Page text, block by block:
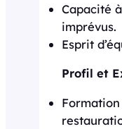
Capacité
imprévus.
Esprit
Profil et